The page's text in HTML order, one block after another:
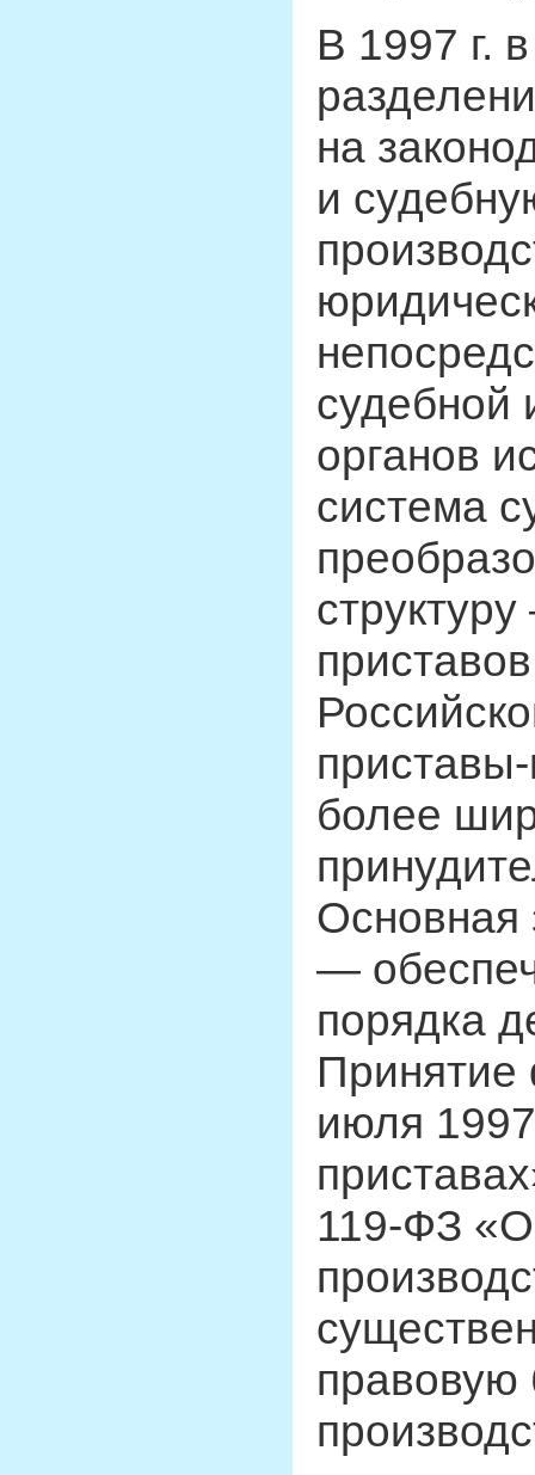
В 1997 г.
на
и
судебной
органов
система
более
Основная
—
порядка
Принятие
июля
119-ФЗ
правовую